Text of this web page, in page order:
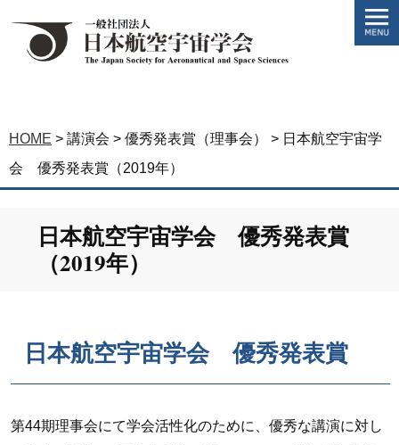
HOME > 講演会 > 優秀発表賞（理事会） > 日本航空宇宙学
会 優秀発表賞（2019年）
日本航空宇宙学会 優秀発表賞
（2019年）
日本航空宇宙学会 優秀発表賞
第44期理事会にて学会活性化のために、優秀な講演に対し